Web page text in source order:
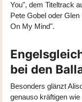
You", dem Titeltrack
Pete Gobel oder
On My Mind".
bei den
Besonders glänzt
genauso kräftigen